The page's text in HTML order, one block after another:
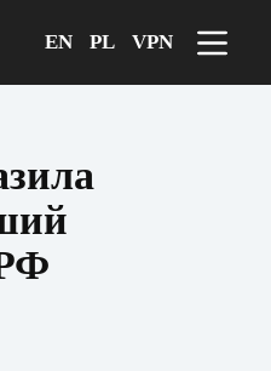
EN PL VPN